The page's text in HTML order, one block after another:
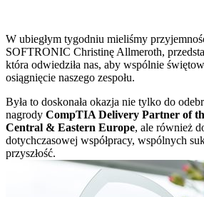
W ubiegłym tygodniu mieliśmy
SOFTRONIC Christinę Allmeroth,
która odwiedziła nas, aby wspólnie
osiągnięcie naszego zespołu.
Była to doskonała okazja nie tylko do
nagrody CompTIA Delivery Partner of
Central & Eastern Europe, ale również
dotychczasowej współpracy, wspólnych
przyszłość.